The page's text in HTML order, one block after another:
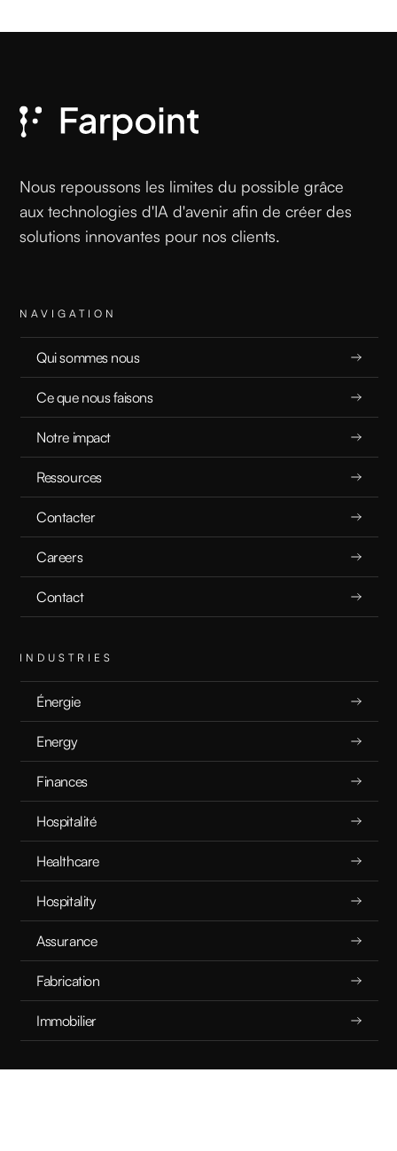
INDUSTRIES
Énergie
Energy
Finances
Hospitalité
Healthcare
Hospitality
Assurance
Fabrication
Immobilier
NAVIGATION
Qui sommes nous
Ce que nous faisons
Notre impact
Ressources
Contacter
Careers
Contact
Nous repoussons les limites du possible grâce
aux technologies d'IA d'avenir afin de créer des
solutions innovantes pour nos clients.